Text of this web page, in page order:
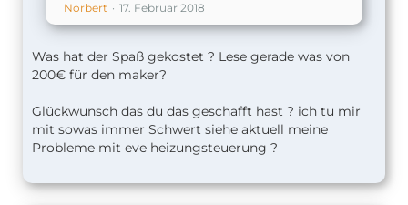
Norbert 17. Februar 2018
Was hat der Spaß gekostet ? Lese gerade was von
200€ für den maker?
Glückwunsch das du das geschafft hast ? ich tu mir
mit sowas immer Schwert siehe aktuell meine
Probleme mit eve heizungsteuerung ?